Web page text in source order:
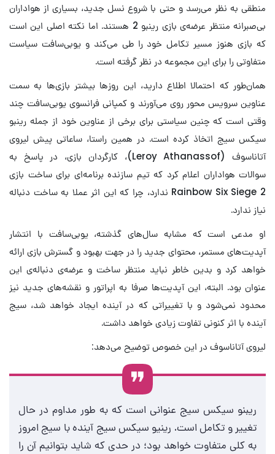
منطقی به نظر می‌رسد و حتی با شروع نسل جدید، بسیاری از هواداران
بی‌صبرانه منتظر عرضه‌ی بازی رینبو 2 هستند. اما نکته اصلی این است
که بازی هنوز مسیر تکامل خود را طی می‌کند و یوبی‌سافت سیاست
متفاوتی را برای این مجموعه در نظر گرفته است.
همان‌طور که احتمالا اطلاع دارید، این روزها بیشتر بازی‌ها به سمت
عناوین سرویس محور روی می‌آورند و کمپانی فرانسوی یوبی‌سافت چند
وقتی است که چنین سیاستی برای برخی از عناوین خود از جمله رینبو
سیکس سیج اتخاذ کرده است. در همین راستا، ساعاتی پیش لیروی
آتاناسوف (Leroy Athanassof)، کارگردان بازی، در پاسخ به
سوالات هواداران اعلام کرد که تیم سازنده برنامه‌ای برای ساخت بازی
Rainbow Six Siege 2 ندارد، چرا که این اثر عملا به ساخت دنباله‌
نیاز ندارد.
او مدعی است که مشابه سال‌های گذشته، یوبی‌سافت با انتشار
آپدیت‌های مستمر، محتوای جدید را در جهت بهبود و گسترش بازی ارائه
خواهد کرد و بدین خاطر نباید منتظر ساخت و عرضه‌ی دنباله‌ی این
عنوان بود. البته، این آپدیت‌ها صرفا به اپراتور و نقشه‌های جدید نیز
محدود نمی‌شود و با تغییراتی که در آینده ایجاد خواهد شد، سیج
آینده با اثر کنونی تفاوت زیادی خواهد داشت.
لیروی آتاناسوف در این خصوص توضیح می‌دهد:
ریبنو سیکس سیج عنوانی است که به طور مداوم در حال
تغییر و تکامل است. رینیو سیکس سیج آینده با سیج امروز
به کلی متفاوت خواهد بود؛ در حدی که شاید بتوانیم آن را